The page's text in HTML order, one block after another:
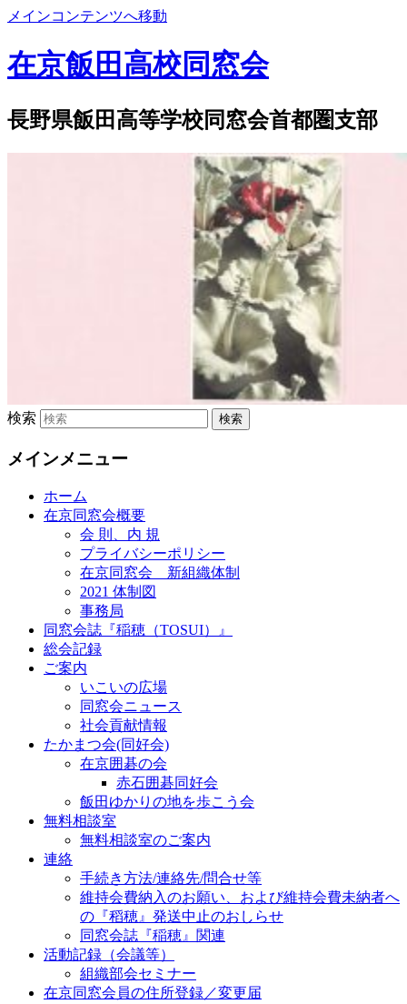
メインコンテンツへ移動
在京飯田高校同窓会
長野県飯田高等学校同窓会首都圏支部
検索
メインメニュー
ホーム
在京同窓会概要
会 則、内 規
プライバシーポリシー
在京同窓会 新組織体制
2021 体制図
事務局
同窓会誌『稲穂（TOSUI）』
総会記録
ご案内
いこいの広場
同窓会ニュース
社会貢献情報
たかまつ会(同好会)
在京囲碁の会
赤石囲碁同好会
飯田ゆかりの地を歩こう会
無料相談室
無料相談室のご案内
連絡
手続き方法/連絡先/問合せ等
維持会費納入のお願い、および維持会費未納者へ
の『稻穂』発送中止のおしらせ
同窓会誌『稲穂』関連
活動記録（会議等）
組織部会セミナー
在京同窓会員の住所登録／変更届